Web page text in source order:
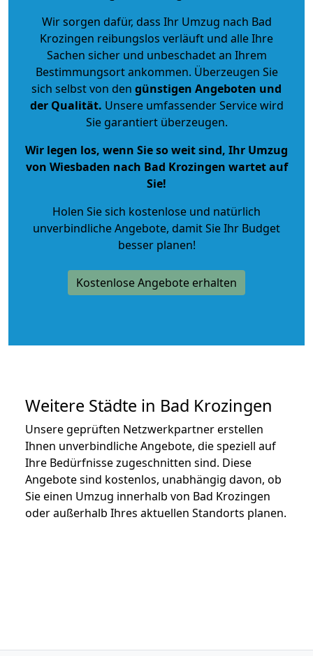
Wir sorgen dafür, dass Ihr Umzug nach Bad
Krozingen reibungslos verläuft und alle Ihre
Sachen sicher und unbeschadet an Ihrem
Bestimmungsort ankommen. Überzeugen Sie
sich selbst von den günstigen Angeboten und
der Qualität. Unsere umfassender Service wird
Sie garantiert überzeugen.
Wir legen los, wenn Sie so weit sind, Ihr Umzug
von Wiesbaden nach Bad Krozingen wartet auf
Sie!
Holen Sie sich kostenlose und natürlich
unverbindliche Angebote, damit Sie Ihr Budget
besser planen!
Kostenlose Angebote erhalten
Weitere Städte in Bad Krozingen
Unsere geprüften Netzwerkpartner erstellen
Ihnen unverbindliche Angebote, die speziell auf
Ihre Bedürfnisse zugeschnitten sind. Diese
Angebote sind kostenlos, unabhängig davon, ob
Sie einen Umzug innerhalb von Bad Krozingen
oder außerhalb Ihres aktuellen Standorts planen.